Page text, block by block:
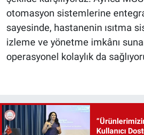
otomasyon sistemlerine
sayesinde, hastanenin ısıtma
izleme ve yönetme imkânı
operasyonel kolaylık da
Kullanıcı